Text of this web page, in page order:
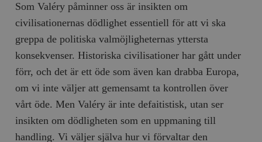
Som Valéry påminner oss är insikten om
civilisationernas dödlighet essentiell för att vi ska
greppa de politiska valmöjligheternas yttersta
konsekvenser. Historiska civilisationer har gått under
förr, och det är ett öde som även kan drabba Europa,
om vi inte väljer att gemensamt ta kontrollen över
vårt öde. Men Valéry är inte defaitistisk, utan ser
insikten om dödligheten som en uppmaning till
handling. Vi väljer själva hur vi förvaltar den